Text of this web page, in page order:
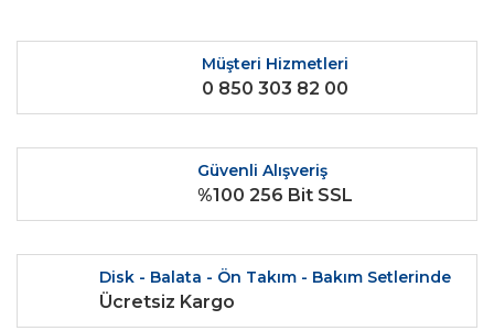
Müşteri Hizmetleri
0 850 303 82 00
Güvenli Alışveriş
%100 256 Bit SSL
Disk - Balata - Ön Takım - Bakım Setlerinde
Ücretsiz Kargo